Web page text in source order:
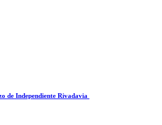
de Independiente Rivadavia